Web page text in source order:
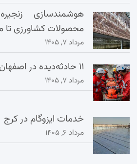
هوشمندسازی
محصولات کشاورزی تا
مرداد ۷, ۱۴۰۵
۱۱ حادثه‌دیده در اصفهان امدادرسانی شدند
مرداد ۷, ۱۴۰۵
خدمات ایزوگام در کرج
مرداد ۶, ۱۴۰۵